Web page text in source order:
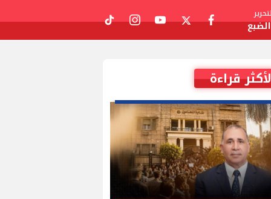
facebook
twitter
youtube
instagram
tiktok
قراءة